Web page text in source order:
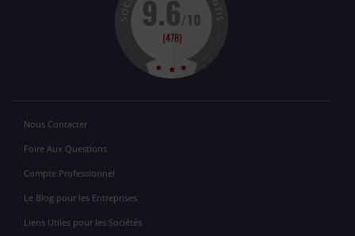
Nous Contacter
Foire Aux Questions
Compte Professionnel
Le Blog pour les Entreprises
Liens Utiles pour les Sociétés